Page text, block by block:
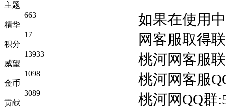
主题
663
精华
17
积分
13933
威望
1098
金币
3089
贡献
如果在使用
网客服取得
桃河网客服
桃河网客服
桃河网QQ群